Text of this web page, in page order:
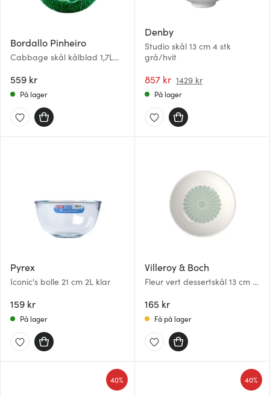
Bordallo Pinheiro
Cabbage skål kålblad 1,7L
559 kr
På lager
Denby
Studio skål 13 cm 4 stk
grå/hvit
857 kr 1429 kr
På lager
Pyrex
Iconic's bolle 21 cm 2L klar
159 kr
På lager
Villeroy & Boch
Fleur vert dessertskål 13 cm 11
165 kr
Få på lager
40% 40%